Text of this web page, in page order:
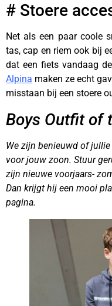
# Stoere
Net als een paar coole
tas, cap en riem ook bij
dat een fiets vandaag
Alpina maken ze echt
misstaan bij een stoere
Boys Outfit of
We zijn benieuwd of
voor jouw zoon. Stuur
zijn nieuwe voorjaars-
Dan krijgt hij een mooi
pagina.